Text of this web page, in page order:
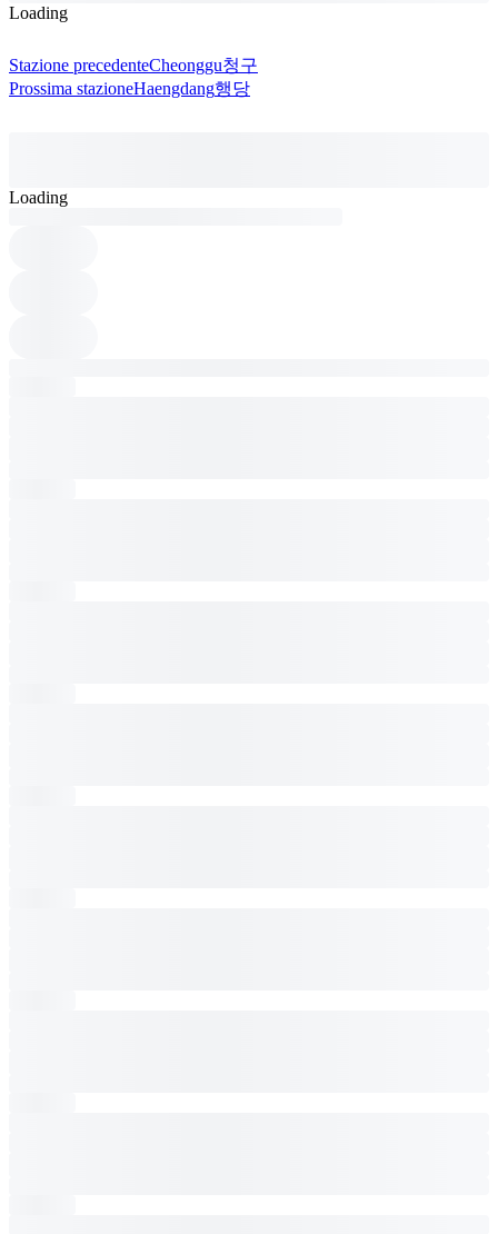
Loading
Stazione precedenteCheonggu청구
Prossima stazioneHaengdang행당
Loading